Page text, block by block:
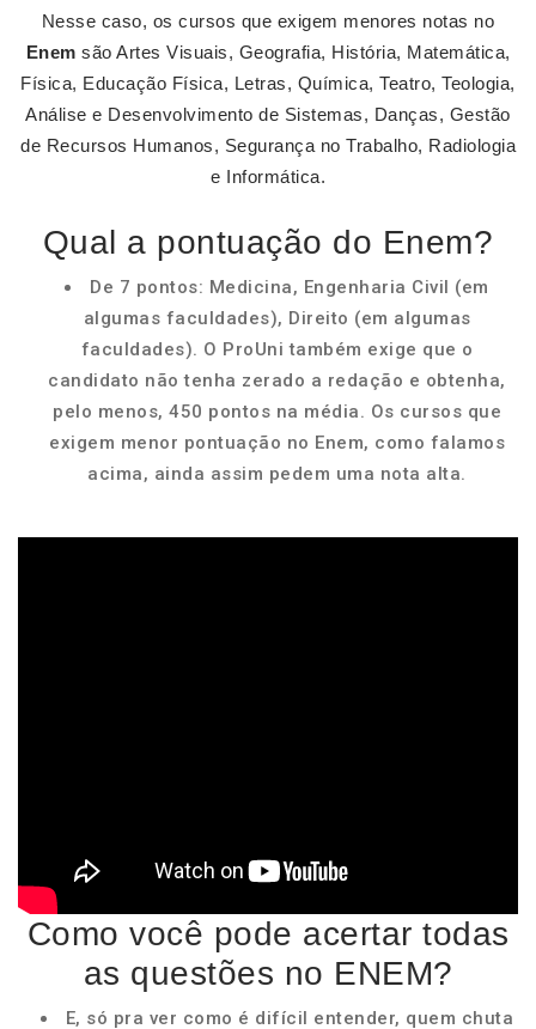
Nesse caso, os cursos que exigem menores notas no
Enem são Artes Visuais, Geografia, História, Matemática,
Física, Educação Física, Letras, Química, Teatro, Teologia,
Análise e Desenvolvimento de Sistemas, Danças, Gestão
de Recursos Humanos, Segurança no Trabalho, Radiologia
e Informática.
Qual a pontuação do Enem?
De 7 pontos: Medicina, Engenharia Civil (em
algumas faculdades), Direito (em algumas
faculdades). O ProUni também exige que o
candidato não tenha zerado a redação e obtenha,
pelo menos, 450 pontos na média. Os cursos que
exigem menor pontuação no Enem, como falamos
acima, ainda assim pedem uma nota alta.
Como você pode acertar todas
as questões no ENEM?
E, só pra ver como é difícil entender, quem chuta